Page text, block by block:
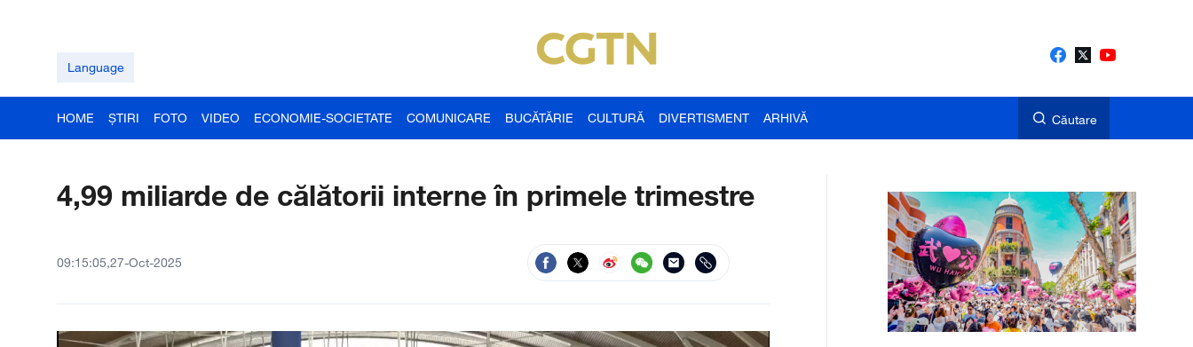
Language
HOME ȘTIRI FOTO VIDEO ECONOMIE-SOCIETATE COMUNICARE BUCĂTĂRIE CULTURĂ DIVERTISMENT ARHIVĂ Căutare
4,99 miliarde de călătorii interne în primele trimestre
09:15:05,27-Oct-2025